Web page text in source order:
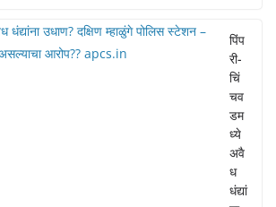
पिंप
री-
चिं
चव
डम
ध्ये
अवै
ध
धंद्यां